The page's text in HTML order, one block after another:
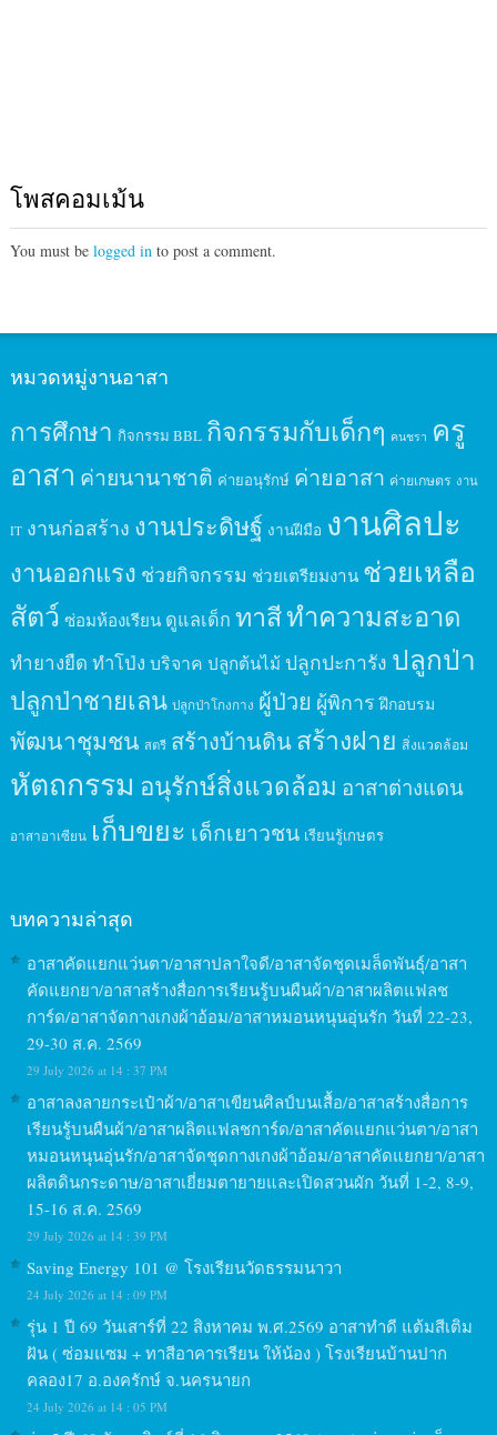
โพสคอมเม้น
You must be logged into post a comment.
หมวดหมู่งานอาสา
การศึกษา กิจกรรม BBL กิจกรรมกับเด็กๆ คนชรา ครู
อาสา ค่ายนานาชาติ ค่ายอนุรักษ์ ค่ายอาสา ค่ายเกษตร งาน
IT งานก่อสร้าง งานประดิษฐ์ งานฝีมือ งานศิลปะ
งานออกแรง ช่วยกิจกรรม ช่วยเตรียมงาน ช่วยเหลือ
สัตว์ ซ่อมห้องเรียน ดูแลเด็ก ทาสีทำความสะอาด
ทำยางยืด ทำโป่ง บริจาค ปลูกต้นไม้ ปลูกปะการัง ปลูกป่า
ปลูกป่าชายเลน ปลูกป่าโกงกาง ผู้ป่วย ผู้พิการ ฝึกอบรม
พัฒนาชุมชน สตรี สร้างบ้านดินสร้างฝาย สิ่งแวดล้อม
หัตถกรรม อนุรักษ์สิ่งแวดล้อม อาสาต่างแดน
อาสาอาเซียน เก็บขยะ เด็กเยาวชน เรียนรู้เกษตร
บทความล่าสุด
อาสาคัดแยกแว่นตา/อาสาปลาใจดี/อาสาจัดชุดเมล็ดพันธุ์/อาสา
คัดแยกยา/อาสาสร้างสื่อการเรียนรู้บนผืนผ้า/อาสาผลิตแฟลช
การ์ด/อาสาจัดกางเกงผ้าอ้อม/อาสาหมอนหนุนอุ่นรัก วันที่ 22-23,
29-30 ส.ค. 2569
29 July 2026 at 14 : 37 PM
อาสาลงลายกระเป๋าผ้า/อาสาเขียนศิลป์บนเสื้อ/อาสาสร้างสื่อการ
เรียนรู้บนผืนผ้า/อาสาผลิตแฟลชการ์ด/อาสาคัดแยกแว่นตา/อาสา
หมอนหนุนอุ่นรัก/อาสาจัดชุดกางเกงผ้าอ้อม/อาสาคัดแยกยา/อาสา
ผลิตดินกระดาษ/อาสาเยี่ยมตายายและเปิดสวนผัก วันที่ 1-2, 8-9,
15-16 ส.ค. 2569
29 July 2026 at 14 : 39 PM
Saving Energy 101 @ โรงเรียนวัดธรรมนาวา
24 July 2026 at 14 : 09 PM
รุ่น 1 ปี 69 วันเสาร์ที่ 22 สิงหาคม พ.ศ.2569 อาสาทำดี แต้มสีเติม
ฝัน ( ซ่อมแซม + ทาสีอาคารเรียน ให้น้อง ) โรงเรียนบ้านปาก
คลอง17 อ.องครักษ์ จ.นครนายก
24 July 2026 at 14 : 05 PM